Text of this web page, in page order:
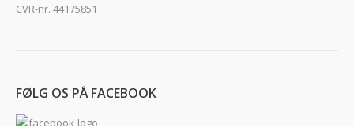
CVR-nr. 44175851
FØLG OS PÅ FACEBOOK